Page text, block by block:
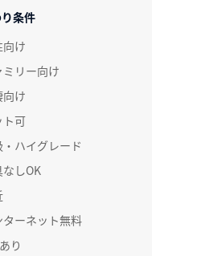
条件
け
ミリー向け
向け
ト可
・ハイグレード
なしOK
ターネット無料
り